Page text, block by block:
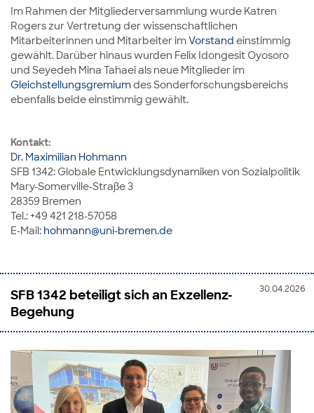
Im Rahmen der Mitgliederversammlung wurde Katren
Rogers zur Vertretung der wissenschaftlichen
Mitarbeiterinnen und Mitarbeiter im Vorstand einstimmig
gewählt. Darüber hinaus wurden Felix Idongesit Oyosoro
und Seyedeh Mina Tahaei als neue Mitglieder im
Gleichstellungsgremiumdes Sonderforschungsbereichs
ebenfalls beide einstimmig gewählt.
Kontakt:
Dr. Maximilian Hohmann
SFB 1342: Globale Entwicklungsdynamiken von Sozialpolitik
Mary-Somerville-Straße 3
28359 Bremen
Tel.: +49 421 218-57058
E-Mail: hohmann@uni-bremen.de
30.04.2026
SFB 1342 beteiligt sich an Exzellenz-
Begehung